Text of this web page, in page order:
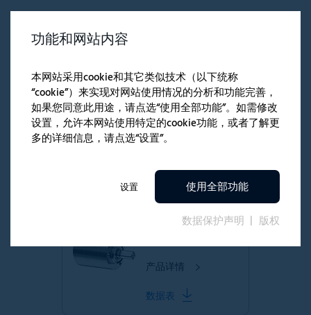
行星减速箱
14GPT
转矩高
产品详情
产品详情
数据表
功能和网站内容
本网站采用cookie和其它类似技术（以下统称
“cookie”）来实现对网站使用情况的分析和功能完善，
如果您同意此用途，请点选“使用全部功能”。如需修改
设置，允许本网站使用特定的cookie功能，或者了解更
多的详细信息，请点选“设置”。
设置 使用全部功能
数据保护声明 版权